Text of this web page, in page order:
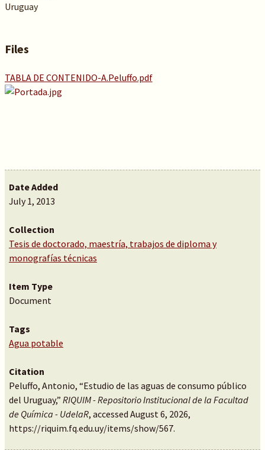
Uruguay
Files
TABLA DE CONTENIDO-A.Peluffo.pdf
Date Added
July 1, 2013
Collection
Tesis de doctorado, maestría, trabajos de diploma y
monografías técnicas
Item Type
Document
Tags
Agua potable
Citation
Peluffo, Antonio, “Estudio de las aguas de consumo público
del Uruguay,” RIQUIM - Repositorio Institucional de la Facultad
de Química - UdelaR, accessed August 6, 2026,
https://riquim.fq.edu.uy/items/show/567.